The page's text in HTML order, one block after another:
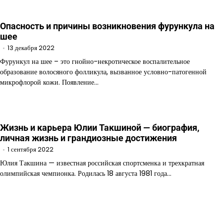
Опасность и причины возникновения фурункула на
шее
13 декабря 2022
Фурункул на шее – это гнойно-некротическое воспалительное
образование волосяного фолликула, вызванное условно-патогенной
микрофлорой кожи. Появление…
Жизнь и карьера Юлии Такшиной — биография,
личная жизнь и грандиозные достижения
1 сентября 2022
Юлия Такшина — известная российская спортсменка и трехкратная
олимпийская чемпионка. Родилась 18 августа 1981 года…